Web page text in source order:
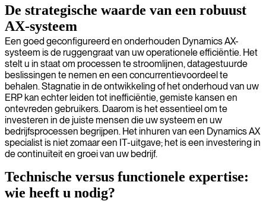
De strategische waarde van een robuust
AX-systeem
Een goed geconfigureerd en onderhouden Dynamics AX-
systeem is de ruggengraat van uw operationele efficiëntie. Het
stelt u in staat om processen te stroomlijnen, datagestuurde
beslissingen te nemen en een concurrentievoordeel te
behalen. Stagnatie in de ontwikkeling of het onderhoud van uw
ERP kan echter leiden tot inefficiëntie, gemiste kansen en
ontevreden gebruikers. Daarom is het essentieel om te
investeren in de juiste mensen die uw systeem en uw
bedrijfsprocessen begrijpen. Het inhuren van een Dynamics AX
specialist is niet zomaar een IT-uitgave; het is een investering in
de continuïteit en groei van uw bedrijf.
Technische versus functionele expertise:
wie heeft u nodig?